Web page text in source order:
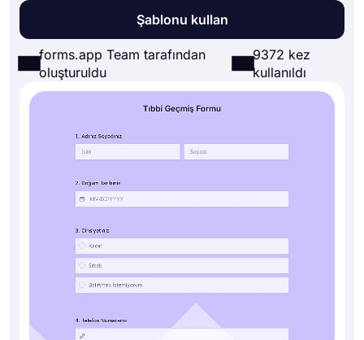
Şablonu kullan
forms.app Team tarafından
oluşturuldu
9372 kez
kullanıldı